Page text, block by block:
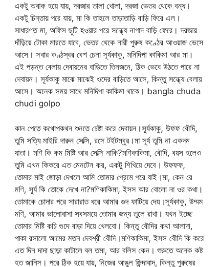
একটু অবাক হয়ে যায়, দরজার তালা খোলা, দরজা ভেতর থেকে বন্ধ।
একটু চিন্তায় পরে যায়, মা কি তাহলে তাড়াতাড়ি বাড়ি ফিরে এল।
সাধারণত মা, অফিস ছুটি হওয়ার পরে সন্ধ্যে নাগাদ বাড়ি ফেরে। দরজায়
দাঁড়িয়ে টোকা মারতে যাবে, ভেতর থেকে নারী পুরুষ কণ্ঠের আওয়াজ ভেসে
আসে। সবার কণ্ঠস্বর বেশ চেনা সূর্যকাকু, মনিদিপা কাকিমা আর মা।
এই পড়ন্ত বেলায় দেবায়নের বাড়িতে তিনজনে, ঠিক ভেবে উঠতে পারে না
দেবায়ন। সূর্যকাকু মাঝে মাঝেই ওদের বাড়িতে আসে, কিন্তু সন্ধ্যে বেলায়
আসে। অনেক সময় সাথে মনিদিপা কাকিমা থাকে। bangla chuda
chudi golpo
কান পেতে কথোপকথন শুনতে চেষ্টা করে দেবায়ন।সূর্যকাকু, উফফ বৌদি,
তুমি সত্যি মাইরি দারুন সেক্সি, রসে টইটম্বুর।মা সূর্য তুমি না একদম
যাতা। মণি কি কম মিষ্টি আর সেক্সি নাকি?মণিকাকিমা, বৌদি, বয়স হলেও
তুমি এখন কিকরে এত মেনটেন কর, একটু শিখিয়ে দেবে। উফফফ,
তোমার মাই জোড়া দেখলে আমি তোমার প্রেমে পরে যাই।মা, কেন রে
মণি, সূর্য কি তোকে দেখে না?মণিকাকিমা, ইসস আর বোলো না ওর কথা।
তোমাকে চোদার পরে সারারাত ধরে আমার গুদ ফাটিয়ে দেয়।সূর্যকাকু, উম্মম
মণি, আমার ভালোবাসা সবসময়ে তোমার জন্য তুলে রাখা। যখন ইচ্ছে
তোমার মিষ্টি কচি গুদে বাড়া দিয়ে খেলবো। কিন্তু বৌদির কথা আলাদা,
পাকা রসালো আমের মতন দেবশ্রী বৌদি।মণিকাকিমা, ইসস বৌদি কি করে
এত দিন দাদা ছাড়া কাটালে বল তমা, আর বলিস কেন। শুরুতে অনেক কষ্ট
হত জানিস। পরে ঠিক হয়ে যায়, নিজের আঙুল জিন্দাবাদ, কিন্তু পুরুষের